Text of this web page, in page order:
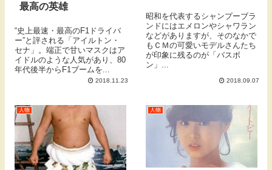
最高の英雄
“史上最速・最高のF1ドライバ
ー”と評される「アイルトン・
セナ」。端正で甘いマスクはア
イドルのような人気があり、80
年代後半からF1ブームを...
2018.11.23
昭和を代表するシャンプーブラ
ンドにはエメロンやシャワラン
などがありますが、そのなかで
もＣＭの可愛いモデルさんたち
が印象に残るのが「バスボ
ン」...
2018.09.07
人物 人物